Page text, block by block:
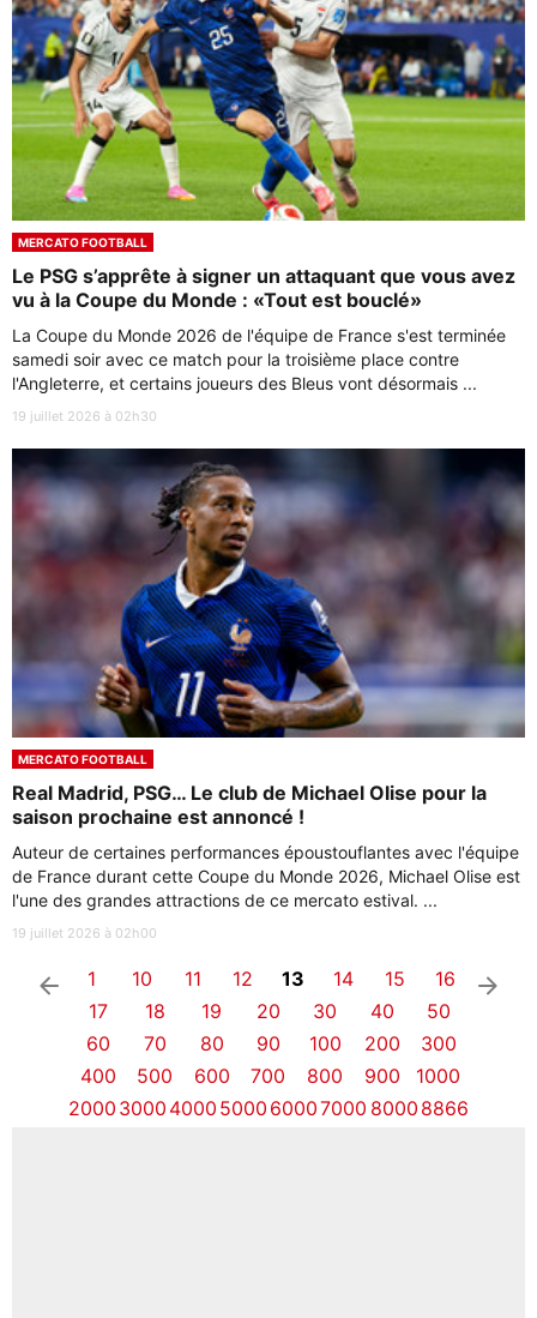
MERCATO FOOTBALL
Le PSG s’apprête à signer un attaquant que vous avez
vu à la Coupe du Monde : «Tout est bouclé»
La Coupe du Monde 2026 de l'équipe de France s'est terminée
samedi soir avec ce match pour la troisième place contre
l'Angleterre, et certains joueurs des Bleus vont désormais ...
19 juillet 2026 à 02h30
MERCATO FOOTBALL
Real Madrid, PSG… Le club de Michael Olise pour la
saison prochaine est annoncé !
Auteur de certaines performances époustouflantes avec l'équipe
de France durant cette Coupe du Monde 2026, Michael Olise est
l'une des grandes attractions de ce mercato estival. ...
19 juillet 2026 à 02h00
arrow_left 1 10 11 12 13 14 15
16
17
18 19 20 30 40
50
60
70 80 90 100 200
300
400
500 600 700 800 900
1000
2000 3000 4000 5000 60007000 8000 8866
arrow_right